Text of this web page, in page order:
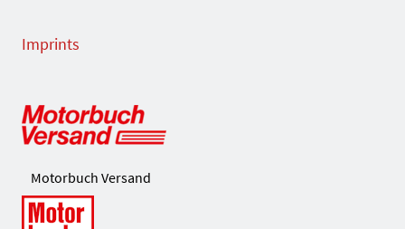
Imprints
Motorbuch Versand